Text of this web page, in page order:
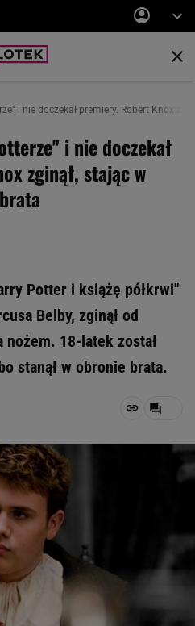
i nie doczekał premiery. Robert Knox
i nie doczekał
zginął, stając w
Potter i książę półkrwi"
Belby, zginął od
18-latek został
stanął w obronie brata.